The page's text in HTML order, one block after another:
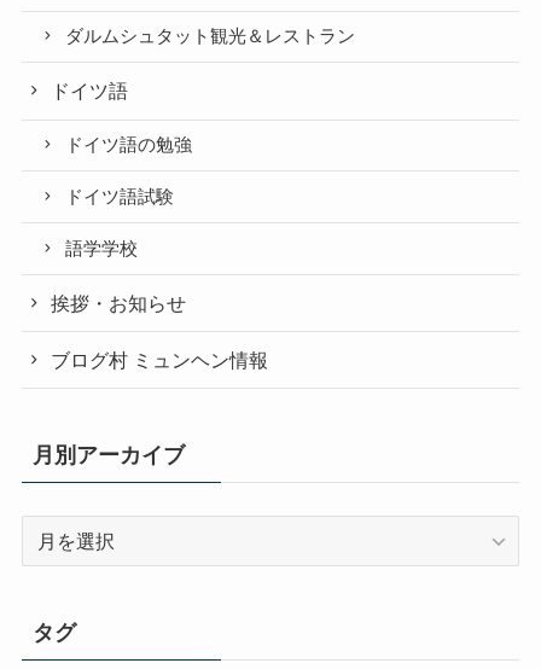
ダルムシュタット観光＆レストラン
ドイツ語
ドイツ語の勉強
ドイツ語試験
語学学校
挨拶・お知らせ
ブログ村 ミュンヘン情報
月別アーカイブ
カ
タグ